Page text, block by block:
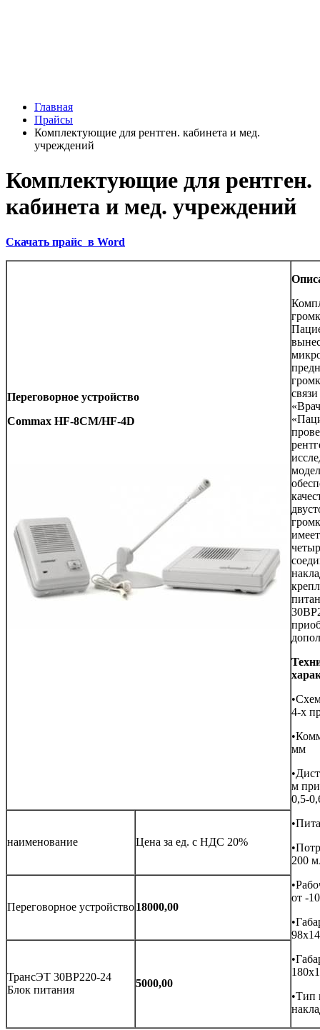
Главная
Прайсы
Комплектующие для рентген. кабинета и мед.
учреждений
Комплектующие для рентген.
кабинета и мед. учреждений
Скачать прайс в Word
Переговорное устройство
Commax HF-8CM/HF-4D
имеет
4-х
мм
м при
0,5-
200
от -
•Тип
наименование Цена за ед. с НДС 20%
Переговорное устройство18000,00
ТрансЭТ 30ВР220-24
Блок питания
5000,00